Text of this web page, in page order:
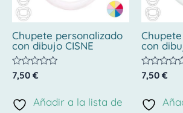
Chupete personalizado
con dibujo CISNE
Valorado
con
de
5
7,50 €
Añadir a la lista de
con
Valorado
con
de
5
7,50 €